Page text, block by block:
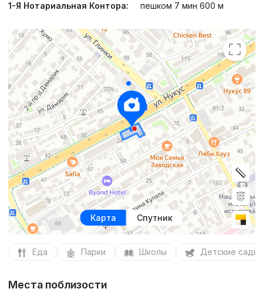
1-Я Нотариальная Контора:
пешком 7 мин 600 м
Карта Спутник
Еда Парки Школы Детские сады
Места поблизости